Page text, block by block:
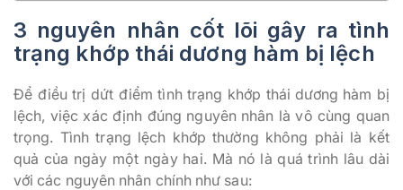
3 nguyên nhân cốt lõi gây ra tình
trạng khớp thái dương hàm bị lệch
Để điều trị dứt điểm tình trạng khớp thái dương hàm bị
lệch, việc xác định đúng nguyên nhân là vô cùng quan
trọng. Tình trạng lệch khớp thường không phải là kết
quả của ngày một ngày hai. Mà nó là quá trình lâu dài
với các nguyên nhân chính như sau: